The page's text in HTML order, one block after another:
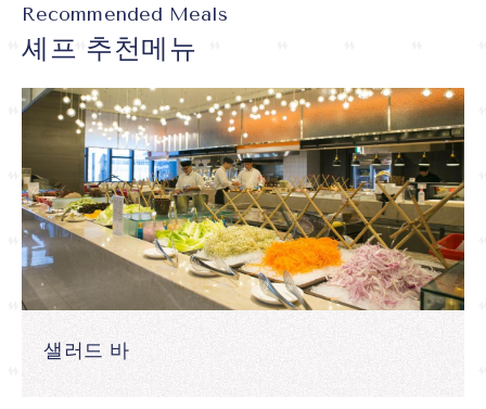
Recommended Meals
셰프 추천메뉴
샐러드 바